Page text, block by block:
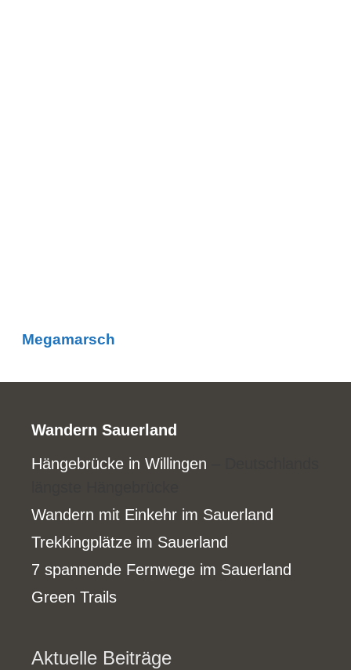
Megamarsch
Wandern Sauerland
Hängebrücke in Willingen
Wandern mit Einkehr im Sauerland
Trekkingplätze im Sauerland
7 spannende Fernwege im Sauerland
Green Trails
Aktuelle Beiträge